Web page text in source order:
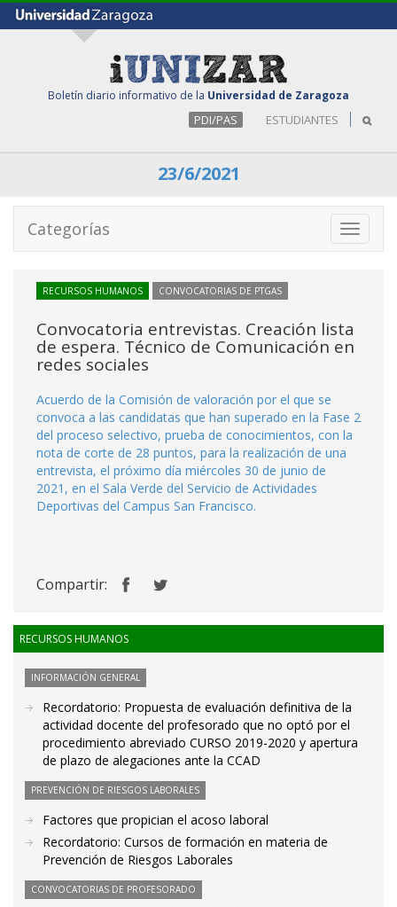
Boletín diario informativo de la Universidad de Zaragoza
PDI/PAS ESTUDIANTES
23/6/2021
Toggle
Categorías
RECURSOS HUMANOS CONVOCATORIAS DE PTGAS
Convocatoria entrevistas. Creación lista
de espera. Técnico de Comunicación en
redes sociales
Acuerdo de la Comisión de valoración por el que se
convoca a las candidatas que han superado en la Fase 2
del proceso selectivo, prueba de conocimientos, con la
nota de corte de 28 puntos, para la realización de una
entrevista, el próximo día miércoles 30 de junio de
2021, en el Sala Verde del Servicio de Actividades
Deportivas del Campus San Francisco.
Compartir:
RECURSOS HUMANOS
INFORMACIÓN GENERAL
Recordatorio: Propuesta de evaluación definitiva de la
actividad docente del profesorado que no optó por el
procedimiento abreviado CURSO 2019-2020 y apertura
de plazo de alegaciones ante la CCAD
PREVENCIÓN DE RIESGOS LABORALES
Factores que propician el acoso laboral
Recordatorio: Cursos de formación en materia de
Prevención de Riesgos Laborales
CONVOCATORIAS DE PROFESORADO